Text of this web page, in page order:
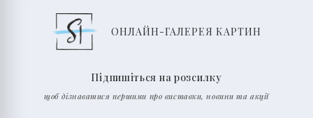
ОНЛАЙН-ГАЛЕРЕЯ КАРТИН
Підпишіться на розсилку
щоб дізнаватися першими про виставки, новини та акції